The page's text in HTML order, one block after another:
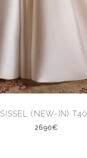
SISSEL (NEW-IN) T40
2690€